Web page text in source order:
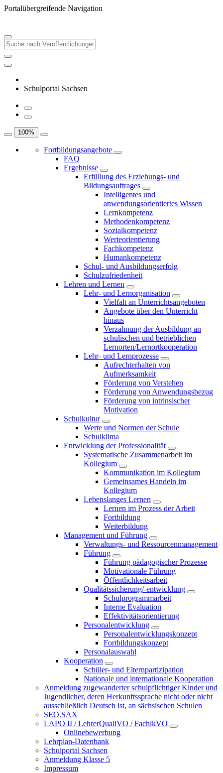
Portalübergreifende Navigation
Schulportal Sachsen
100%
Fortbildungsangebote
FAQ
Ergebnisse
Erfüllung des Erziehungs- und
Bildungsauftrages
Intelligentes und
anwendungsorientiertes Wissen
Lernkompetenz
Methodenkompetenz
Sozialkompetenz
Werteorientierung
Fachkompetenz
Humankompetenz
Schul- und Ausbildungserfolg
Schulzufriedenheit
Lehren und Lernen
Lehr- und Lernorganisation
Vielfalt an Unterrichtsangeboten
Angebote über den Unterricht
hinaus
Verzahnung der Ausbildung an
schulischen und betrieblichen
Lernorten/Lernortkooperation
Lehr- und Lernprozesse
Aufrechterhalten von
Aufmerksamkeit
Förderung von Verstehen
Förderung von Anwendungsbezug
Förderung von intrinsischer
Motivation
Schulkultur
Werte und Normen der Schule
Schulklima
Entwicklung der Professionalität
Systematische Zusammenarbeit im
Kollegium
Kommunikation im Kollegium
Gemeinsames Handeln im
Kollegium
Lebenslanges Lernen
Lernen im Prozess der Arbeit
Fortbildung
Weiterbildung
Management und Führung
Verwaltungs- und Ressourcenmanagement
Führung
Führung pädagogischer Prozesse
Motivationale Führung
Öffentlichkeitsarbeit
Qualitätssicherung/-entwicklung
Schulprogrammarbeit
Interne Evaluation
Effektivitätsorientierung
Personalentwicklung
Personalentwicklungskonzept
Fortbildungskonzept
Personalauswahl
Kooperation
Schüler- und Elternpartizipation
Nationale und internationale Kooperation
Anmeldung zugewanderter schulpflichtiger Kinder und
Jugendlicher, deren Herkunftssprache nicht oder nicht
ausschließlich Deutsch ist, an sächsischen Schulen
SEO.SAX
LAPO II / LehrerQualiVO / FachlkVO
Onlinebewerbung
Lehrplan-Datenbank
Schulportal Sachsen
Anmeldung Klasse 5
Impressum